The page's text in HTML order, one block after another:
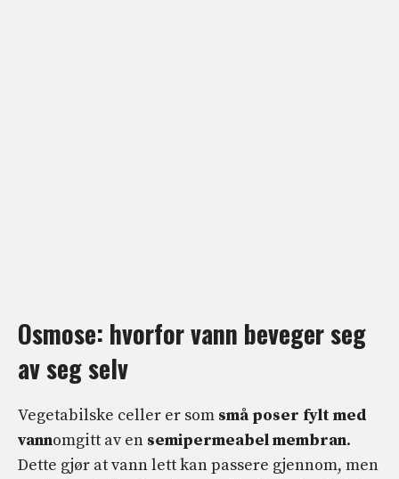
Osmose: hvorfor vann beveger seg
av seg selv
Vegetabilske celler er som små poser fylt med
vannomgitt av en semipermeabel membran.
Dette gjør at vann lett kan passere gjennom, men